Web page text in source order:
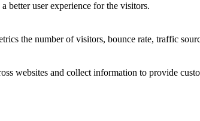
better user experience for the visitors.
the number of visitors, bounce rate, traffic
websites and collect information to provide